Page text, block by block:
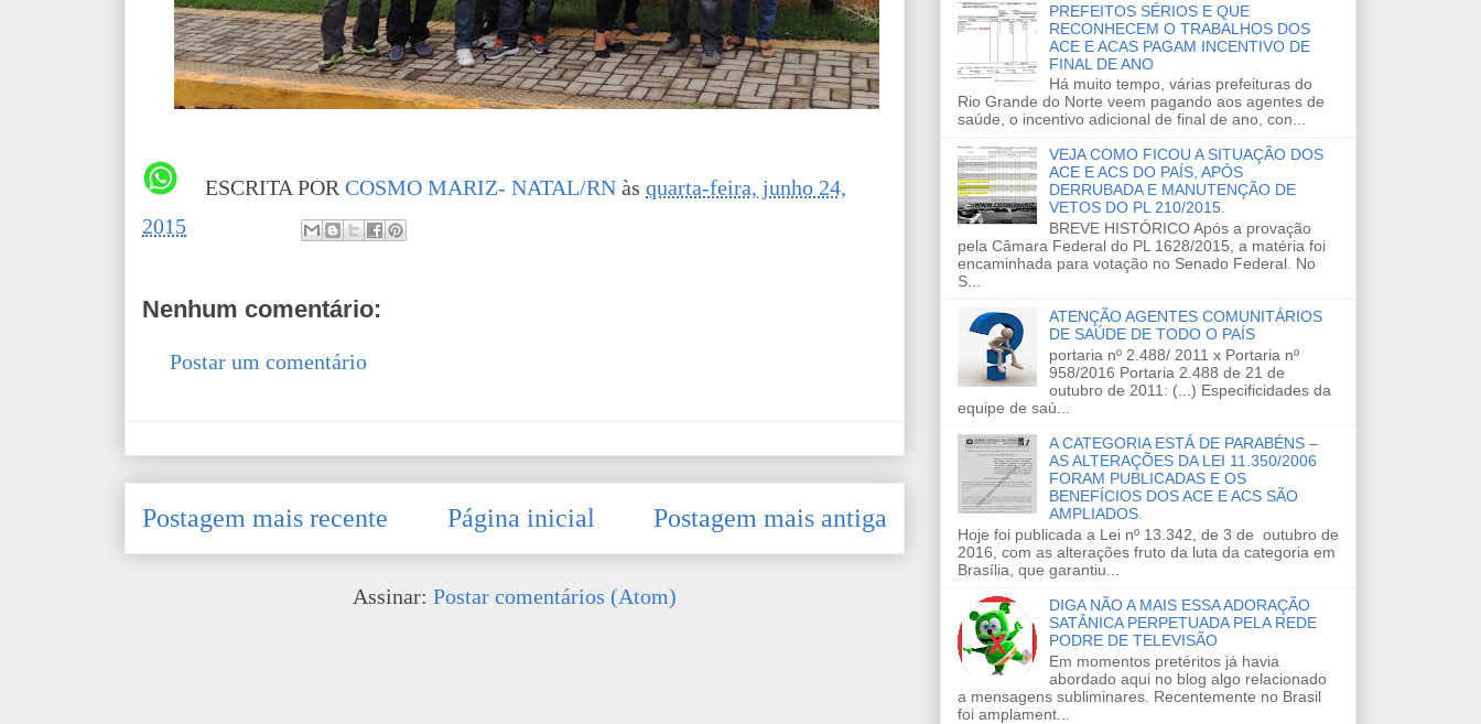
ESCRITA POR COSMO MARIZ- NATAL/RN às quarta-feira, junho 24,
2015
Nenhum comentário:
Postar um comentário
Postagem mais recente Postagem mais antiga
Página inicial
Assinar: Postar comentários (Atom)
PREFEITOS SÉRIOS E QUE
RECONHECEM O TRABALHOS DOS
ACE E ACAS PAGAM INCENTIVO DE
FINAL DE ANO
Há muito tempo, várias prefeituras do
Rio Grande do Norte veem pagando aos agentes de
saúde, o incentivo adicional de final de ano, con...
VEJA COMO FICOU A SITUAÇÃO DOS
ACE E ACS DO PAÍS, APÓS
DERRUBADA E MANUTENÇÃO DE
VETOS DO PL 210/2015.
BREVE HISTÓRICO Após a provação
pela Câmara Federal do PL 1628/2015, a matéria foi
encaminhada para votação no Senado Federal. No
S...
ATENÇÃO AGENTES COMUNITÁRIOS
DE SAÚDE DE TODO O PAÍS
portaria nº 2.488/ 2011 x Portaria nº
958/2016 Portaria 2.488 de 21 de
outubro de 2011: (...) Especificidades da
equipe de saú...
A CATEGORIA ESTÁ DE PARABÉNS –
AS ALTERAÇÕES DA LEI 11.350/2006
FORAM PUBLICADAS E OS
BENEFÍCIOS DOS ACE E ACS SÃO
AMPLIADOS.
Hoje foi publicada a Lei nº 13.342, de 3 de outubro de
2016, com as alterações fruto da luta da categoria em
Brasília, que garantiu...
DIGA NÃO A MAIS ESSA ADORAÇÃO
SATÂNICA PERPETUADA PELA REDE
PODRE DE TELEVISÃO
Em momentos pretéritos já havia
abordado aqui no blog algo relacionado
a mensagens subliminares. Recentemente no Brasil
foi amplament...